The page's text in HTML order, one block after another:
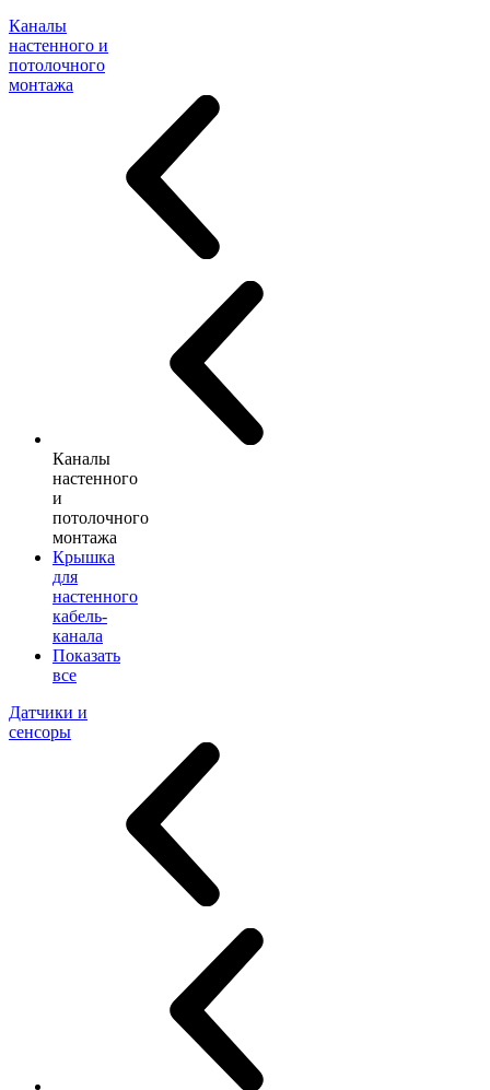
Каналы
настенного и
потолочного
монтажа
Каналы
настенного
и
потолочного
монтажа
Крышка
для
настенного
кабель-
канала
Показать
все
Датчики и
сенсоры